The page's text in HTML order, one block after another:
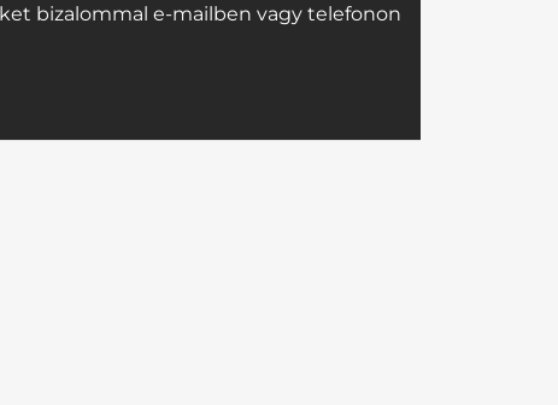
bizalommal e-mailben vagy telefonon